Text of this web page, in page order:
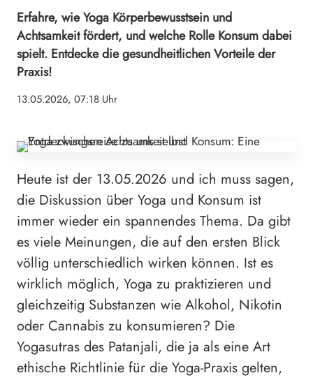
Erfahre, wie Yoga Körperbewusstsein und
Achtsamkeit fördert, und welche Rolle Konsum dabei
spielt. Entdecke die gesundheitlichen Vorteile der
Praxis!
13.05.2026, 07:18 Uhr
Heute ist der 13.05.2026 und ich muss sagen,
die Diskussion über Yoga und Konsum ist
immer wieder ein spannendes Thema. Da gibt
es viele Meinungen, die auf den ersten Blick
völlig unterschiedlich wirken können. Ist es
wirklich möglich, Yoga zu praktizieren und
gleichzeitig Substanzen wie Alkohol, Nikotin
oder Cannabis zu konsumieren? Die
Yogasutras des Patanjali, die ja als eine Art
ethische Richtlinie für die Yoga-Praxis gelten,